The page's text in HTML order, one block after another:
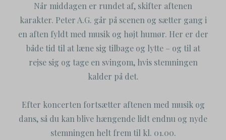
Når middagen er rundet af, skifter aftenen
karakter. Peter A.G. går på scenen og sætter gang i
en aften fyldt med musik og højt humør. Her er der
både tid til at læne sig tilbage og lytte – og til at
rejse sig og tage en svingom, hvis stemningen
kalder på det.
Efter koncerten fortsætter aftenen med musik og
dans, så du kan blive hængende lidt endnu og nyde
stemningen helt frem til kl. 01.00.